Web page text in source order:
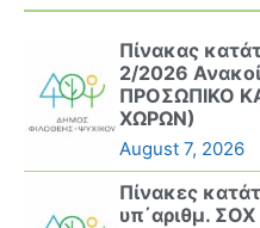
Πίνακας
2/2026
ΠΡΟΣΩΠΙΚΟ
ΧΩΡΩΝ)
August 7, 2026
Πίνακες
υπ΄αριθμ.